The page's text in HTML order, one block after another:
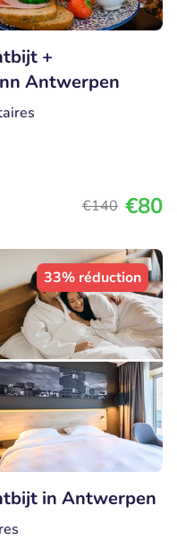
+
Antwerpen
€140 €80
33% réduction
in Antwerpen